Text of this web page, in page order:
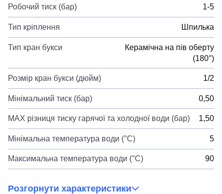
Робочий тиск (бар) 1-5
Тип кріплення Шпилька
Тип кран букси
Керамічна на пів оберту
(180°)
Розмір кран букси (дюйм) 1/2
Мінімальний тиск (бар) 0,50
MAX різниця тиску гарячої та холодної води (бар) 1,50
Мінімальна температура води (°C) 5
Максимальна температура води (°C) 90
Розгорнути характеристики